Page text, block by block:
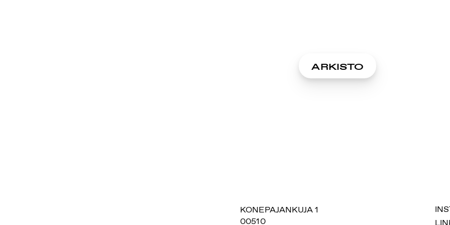
ARKISTO
SUOMIAREENA
KONEPAJANKUJA 1
00510